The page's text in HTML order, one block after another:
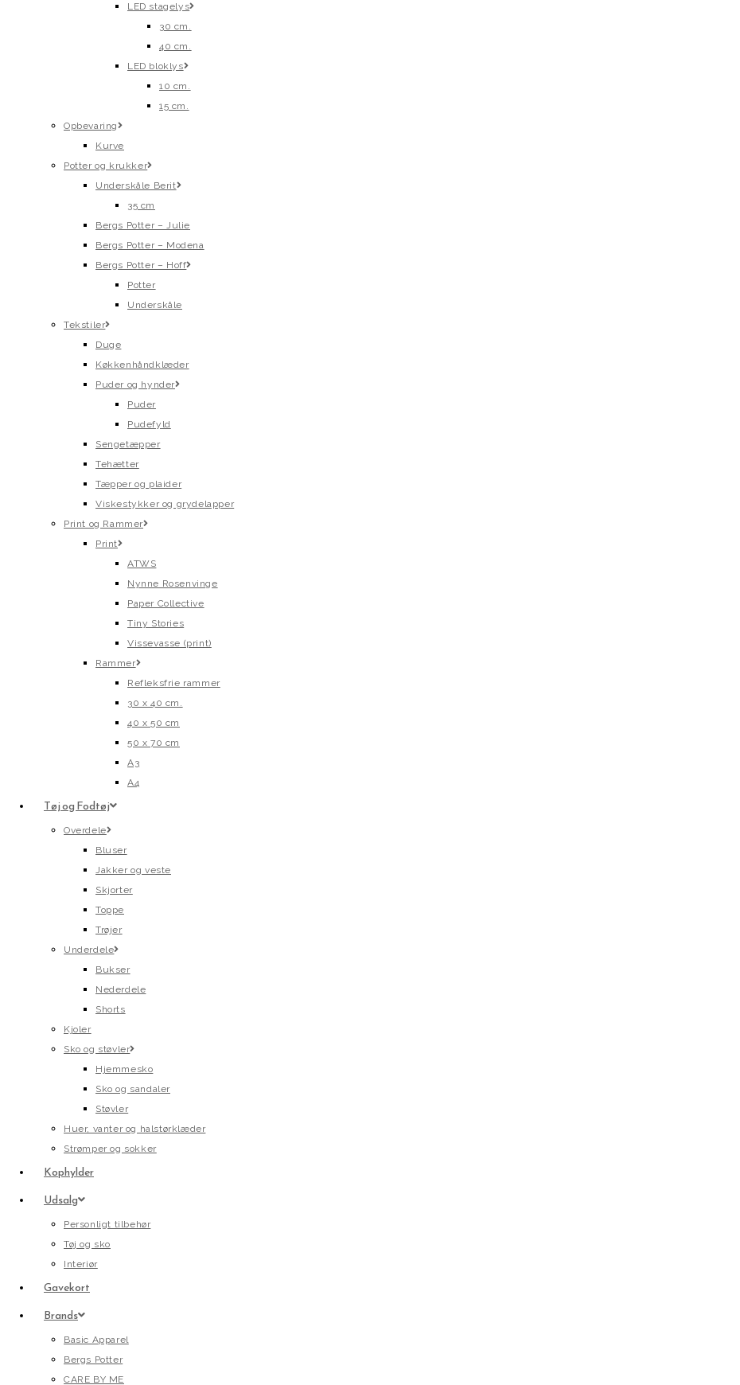
LED stagelys
30 cm.
40 cm.
LED bloklys
10 cm.
15 cm.
Opbevaring
Kurve
Potter og krukker
Underskåle Berit
35 cm
Bergs Potter – Julie
Bergs Potter – Modena
Bergs Potter – Hoff
Potter
Underskåle
Tekstiler
Duge
Køkkenhåndklæder
Puder og hynder
Puder
Pudefyld
Sengetæpper
Tehætter
Tæpper og plaider
Viskestykker og grydelapper
Print og Rammer
Print
ATWS
Nynne Rosenvinge
Paper Collective
Tiny Stories
Vissevasse (print)
Rammer
Refleksfrie rammer
30 x 40 cm.
40 x 50 cm
50 x 70 cm
A3
A4
Tøj og Fodtøj
Overdele
Bluser
Jakker og veste
Skjorter
Toppe
Trøjer
Underdele
Bukser
Nederdele
Shorts
Kjoler
Sko og støvler
Hjemmesko
Sko og sandaler
Støvler
Huer, vanter og halstørklæder
Strømper og sokker
Kophylder
Udsalg
Personligt tilbehør
Tøj og sko
Interiør
Gavekort
Brands
Basic Apparel
Bergs Potter
CARE BY ME